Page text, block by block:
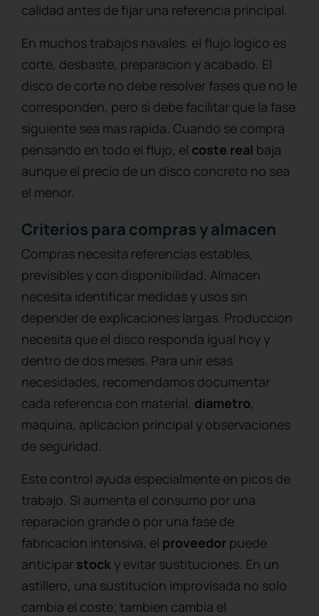
calidad antes de fijar una referencia principal.
En muchos trabajos navales, el flujo logico es
corte, desbaste, preparacion y acabado. El
disco de corte no debe resolver fases que no le
corresponden, pero si debe facilitar que la fase
siguiente sea mas rapida. Cuando se compra
pensando en todo el flujo, el coste real baja
aunque el precio de un disco concreto no sea
el menor.
Criterios para compras y almacen
Compras necesita referencias estables,
previsibles y con disponibilidad. Almacen
necesita identificar medidas y usos sin
depender de explicaciones largas. Produccion
necesita que el disco responda igual hoy y
dentro de dos meses. Para unir esas
necesidades, recomendamos documentar
cada referencia con material, diametro,
maquina, aplicacion principal y observaciones
de seguridad.
Este control ayuda especialmente en picos de
trabajo. Si aumenta el consumo por una
reparacion grande o por una fase de
fabricacion intensiva, el proveedor puede
anticipar stock y evitar sustituciones. En un
astillero, una sustitucion improvisada no solo
cambia el coste; tambien cambia el